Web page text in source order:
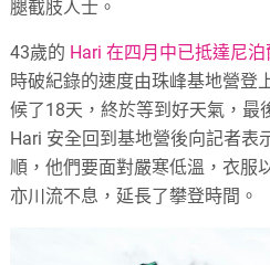
腿截肢人士。
43歲的 Hari 在四月中已抵達尼
時破紀錄的速度由珠峰基地營登
候了18天，終於等到好天氣，最
Hari 安全回到基地營後向記者表
順，他們要面對嚴寒低溫，衣服
亦川流不息，延長了攀登時間。